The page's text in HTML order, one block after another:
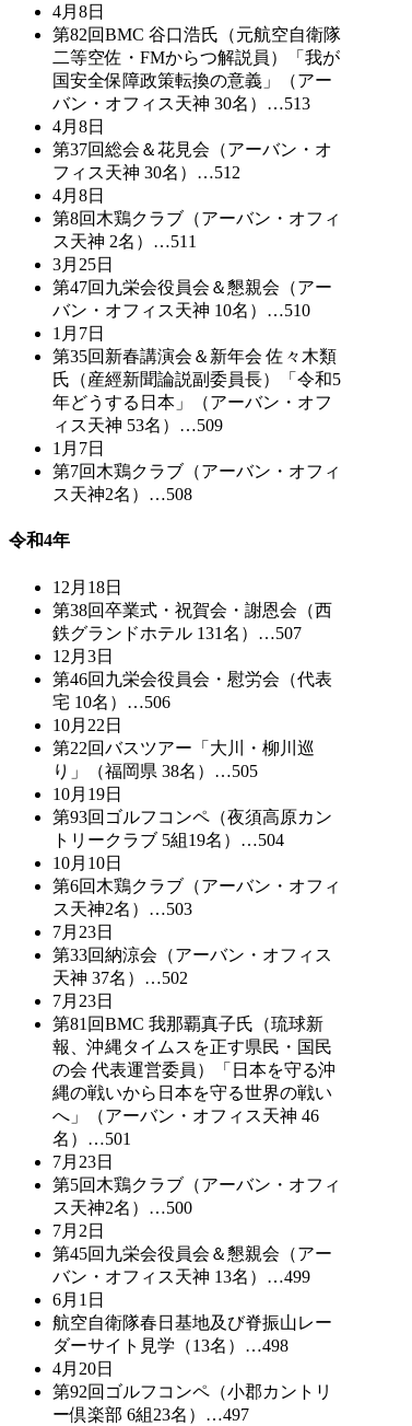
4月8日
第82回BMC 谷口浩氏（元航空自衛隊
二等空佐・FMからつ解説員）「我が
国安全保障政策転換の意義」（アー
バン・オフィス天神 30名）…513
4月8日
第37回総会＆花見会（アーバン・オ
フィス天神 30名）…512
4月8日
第8回木鶏クラブ（アーバン・オフィ
ス天神 2名）…511
3月25日
第47回九栄会役員会＆懇親会（アー
バン・オフィス天神 10名）…510
1月7日
第35回新春講演会＆新年会 佐々木類
氏（産經新聞論説副委員長）「令和5
年どうする日本」（アーバン・オフ
ィス天神 53名）…509
1月7日
第7回木鶏クラブ（アーバン・オフィ
ス天神2名）…508
令和4年
12月18日
第38回卒業式・祝賀会・謝恩会（西
鉄グランドホテル 131名）…507
12月3日
第46回九栄会役員会・慰労会（代表
宅 10名）…506
10月22日
第22回バスツアー「大川・柳川巡
り」（福岡県 38名）…505
10月19日
第93回ゴルフコンペ（夜須高原カン
トリークラブ 5組19名）…504
10月10日
第6回木鶏クラブ（アーバン・オフィ
ス天神2名）…503
7月23日
第33回納涼会（アーバン・オフィス
天神 37名）…502
7月23日
第81回BMC 我那覇真子氏（琉球新
報、沖縄タイムスを正す県民・国民
の会 代表運営委員）「日本を守る沖
縄の戦いから日本を守る世界の戦い
へ」（アーバン・オフィス天神 46
名）…501
7月23日
第5回木鶏クラブ（アーバン・オフィ
ス天神2名）…500
7月2日
第45回九栄会役員会＆懇親会（アー
バン・オフィス天神 13名）…499
6月1日
航空自衛隊春日基地及び脊振山レー
ダーサイト見学（13名）…498
4月20日
第92回ゴルフコンペ（小郡カントリ
ー倶楽部 6組23名）…497